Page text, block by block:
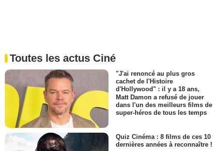
Toutes les actus Ciné
"J'ai renoncé au plus gros
cachet de l'Histoire
d'Hollywood" : il y a 18 ans,
Matt Damon a refusé de jouer
dans l'un des meilleurs films de
super-héros de tous les temps
Quiz Cinéma : 8 films de ces 10
dernières années à reconnaître !